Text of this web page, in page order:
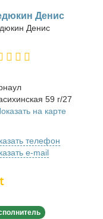
Де­нис
Де­нис
59 г/27
на карте
телефон
e-mail